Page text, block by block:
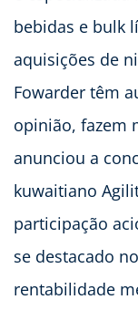
bebidas e bulk
aquisições de
Fowarder têm
opinião, fazem
anunciou a
kuwaitiano
participação
se destacado
rentabilidade